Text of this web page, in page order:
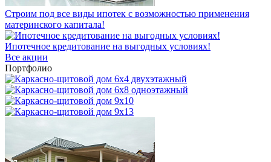
Строим под все виды ипотек с возможностью применения
материнского капитала!
Ипотечное кредитование на выгодных условиях!
Все акции
Портфолио